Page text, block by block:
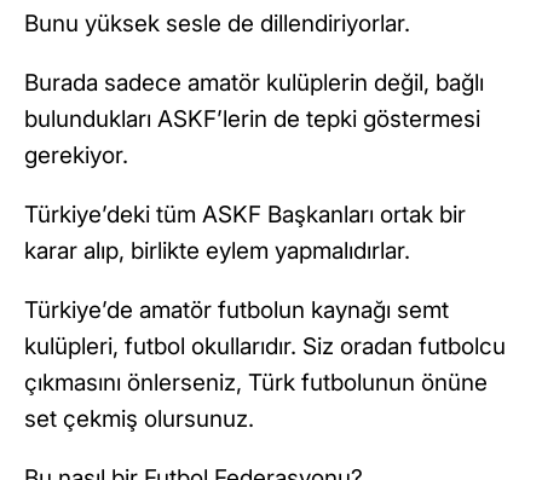
Bunu yüksek sesle de dillendiriyorlar.
Burada sadece amatör kulüplerin değil, bağlı
bulundukları ASKF’lerin de tepki göstermesi
gerekiyor.
Türkiye’deki tüm ASKF Başkanları ortak bir
karar alıp, birlikte eylem yapmalıdırlar.
Türkiye’de amatör futbolun kaynağı semt
kulüpleri, futbol okullarıdır. Siz oradan futbolcu
çıkmasını önlerseniz, Türk futbolunun önüne
set çekmiş olursunuz.